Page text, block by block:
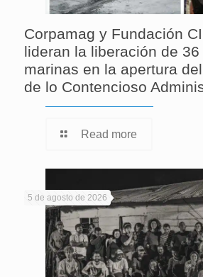
Corpamag y Fundación
lideran la liberación de 36
marinas en la apertura
de lo Contencioso
Read more
5 de agosto de 2026